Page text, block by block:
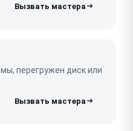
перегружен диск или